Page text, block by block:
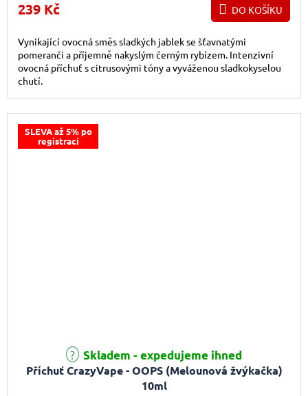
239 Kč DO KOŠÍKU
Vynikající ovocná směs sladkých jablek se šťavnatými
pomeranči a příjemně nakyslým černým rybízem. Intenzivní
ovocná příchuť s citrusovými tóny a vyváženou sladkokyselou
chutí.
SLEVA až 5% po
registraci
Příchuť CrazyVape - OOPS (Melounová žvýkačka)
10ml
Průměrné hodnocení produktu je 5,0 z 5 hvězdiček.
Skladem - expedujeme ihned